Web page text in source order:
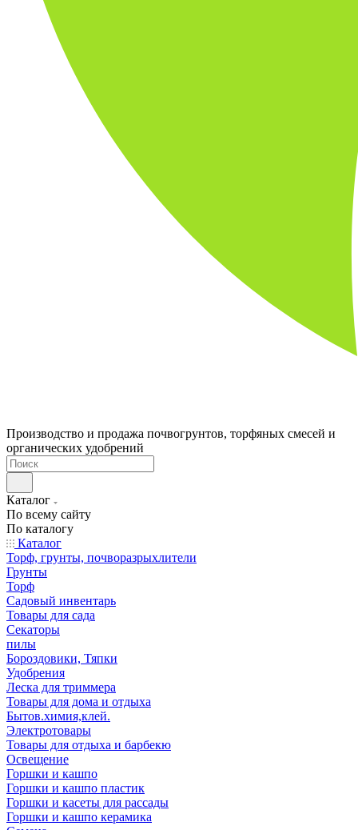
Производство и продажа почвогрунтов, торфяных смесей и
органических удобрений
Каталог
По всему сайту
По каталогу
Каталог
Торф, грунты, почворазрыхлители
Грунты
Торф
Садовый инвентарь
Товары для сада
Секаторы
пилы
Бороздовики, Тяпки
Удобрения
Леска для триммера
Товары для дома и отдыха
Бытов.химия,клей.
Электротовары
Товары для отдыха и барбекю
Освещение
Горшки и кашпо
Горшки и кашпо пластик
Горшки и касеты для рассады
Горшки и кашпо керамика